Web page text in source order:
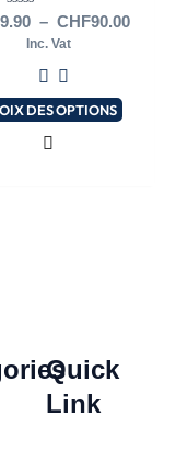
Note
9.90 – CHF90.00
Inc. Vat
DES OPTIONS
variations.
Les
options
peuvent
Quick
Link